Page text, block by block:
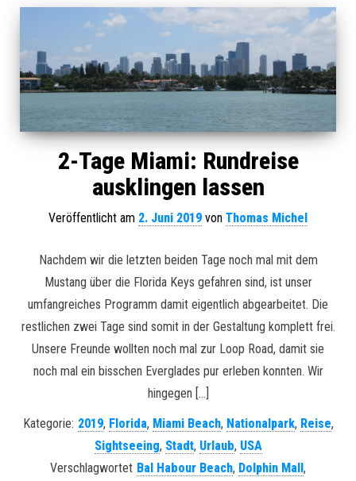
2-Tage Miami: Rundreise
ausklingen lassen
Veröffentlicht am 2. Juni 2019 von Thomas Michel
Nachdem wir die letzten beiden Tage noch mal mit dem
Mustang über die Florida Keys gefahren sind, ist unser
umfangreiches Programm damit eigentlich abgearbeitet. Die
restlichen zwei Tage sind somit in der Gestaltung komplett frei.
Unsere Freunde wollten noch mal zur Loop Road, damit sie
noch mal ein bisschen Everglades pur erleben konnten. Wir
hingegen […]
Kategorie: 2019, Florida, Miami Beach, Nationalpark, Reise,
Sightseeing, Stadt, Urlaub, USA
Verschlagwortet Bal Habour Beach, Dolphin Mall,